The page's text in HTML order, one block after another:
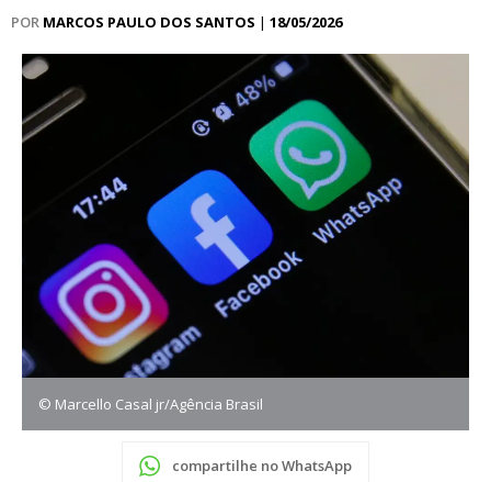
POR MARCOS PAULO DOS SANTOS | 18/05/2026
© Marcello Casal jr/Agência Brasil
compartilhe no WhatsApp